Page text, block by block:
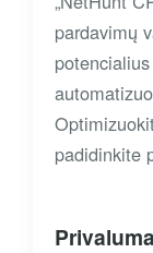
pardavimų
padidinkite